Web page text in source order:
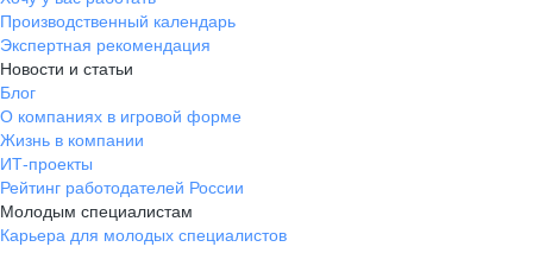
Производственный календарь
Экспертная рекомендация
Новости и статьи
Блог
О компаниях в игровой форме
Жизнь в компании
ИТ-проекты
Рейтинг работодателей России
Молодым специалистам
Карьера для молодых специалистов